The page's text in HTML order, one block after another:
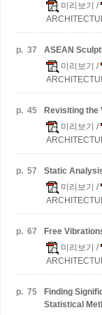
미리보기 /
p. 37
ASEAN
미리보기 /
p. 45
Revisiting the
미리보기 /
p. 57
Static
미리보기 /
p. 67
Free
미리보기 /
p. 75
Finding
Statistical